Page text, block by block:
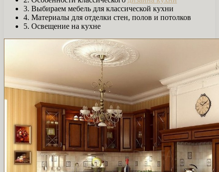
3. Выбираем мебель для классической кухни
4. Материалы для отделки стен, полов и потолков
5. Освещение на кухне